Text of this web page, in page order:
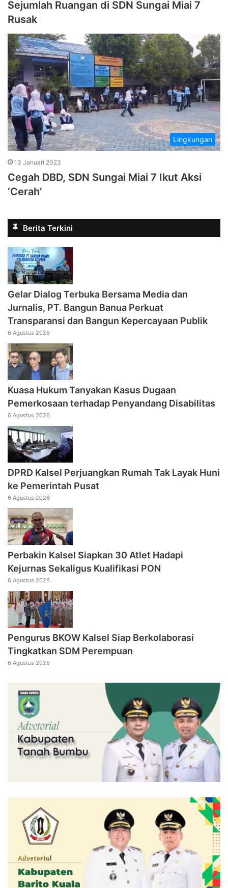
Sejumlah Ruangan di SDN Sungai Miai 7
Rusak
Lingkungan
13 Januari 2023
Cegah DBD, SDN Sungai Miai 7 Ikut Aksi
‘Cerah’
Berita Terkini
Gelar Dialog Terbuka Bersama Media dan
Jurnalis, PT. Bangun Banua Perkuat
Transparansi dan Bangun Kepercayaan Publik
6 Agustus 2026
Kuasa Hukum Tanyakan Kasus Dugaan
Pemerkosaan terhadap Penyandang Disabilitas
6 Agustus 2026
DPRD Kalsel Perjuangkan Rumah Tak Layak Huni
ke Pemerintah Pusat
6 Agustus 2026
Perbakin Kalsel Siapkan 30 Atlet Hadapi
Kejurnas Sekaligus Kualifikasi PON
6 Agustus 2026
Pengurus BKOW Kalsel Siap Berkolaborasi
Tingkatkan SDM Perempuan
6 Agustus 2026